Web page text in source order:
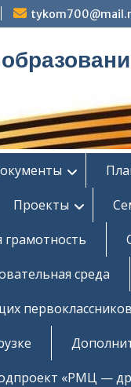
Проекты
среда
первоклассников
«РМЦ —